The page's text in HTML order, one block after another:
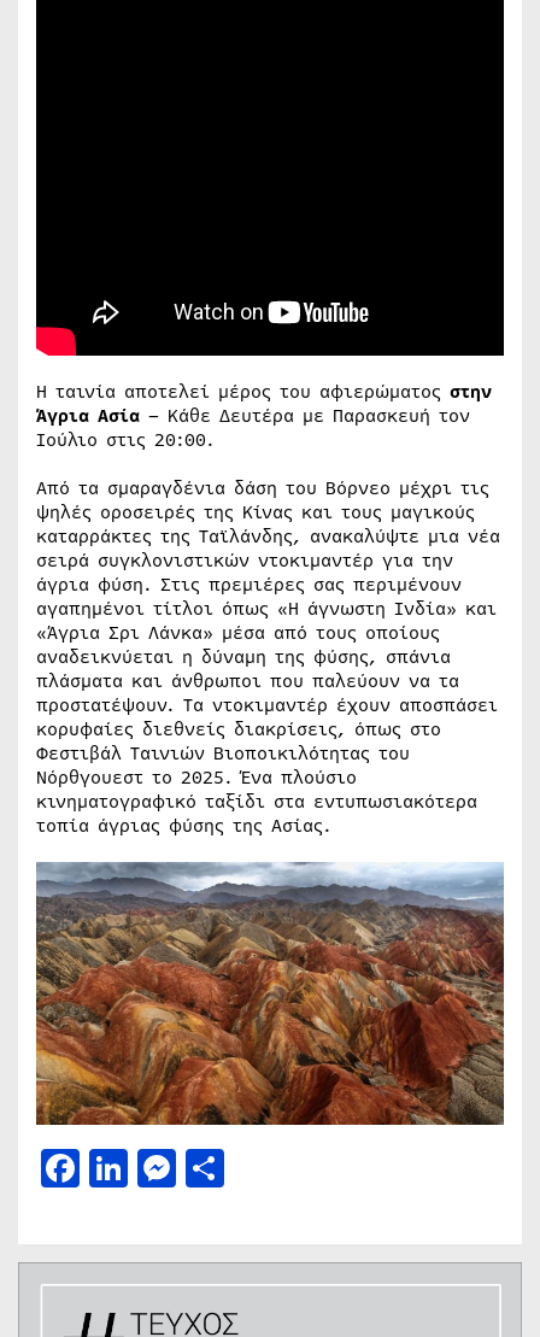
Η ταινία αποτελεί μέρος του αφιερώματος στην
Άγρια Ασία – Κάθε Δευτέρα με Παρασκευή τον
Ιούλιο στις 20:00.
Από τα σμαραγδένια δάση του Βόρνεο μέχρι τις
ψηλές οροσειρές της Κίνας και τους μαγικούς
καταρράκτες της Ταϊλάνδης, ανακαλύψτε μια νέα
σειρά συγκλονιστικών ντοκιμαντέρ για την
άγρια φύση. Στις πρεμιέρες σας περιμένουν
αγαπημένοι τίτλοι όπως «Η άγνωστη Ινδία» και
«Άγρια Σρι Λάνκα» μέσα από τους οποίους
αναδεικνύεται η δύναμη της φύσης, σπάνια
πλάσματα και άνθρωποι που παλεύουν να τα
προστατέψουν. Τα ντοκιμαντέρ έχουν αποσπάσει
κορυφαίες διεθνείς διακρίσεις, όπως στο
Φεστιβάλ Ταινιών Βιοποικιλότητας του
Νόρθγουεστ το 2025. Ένα πλούσιο
κινηματογραφικό ταξίδι στα εντυπωσιακότερα
τοπία άγριας φύσης της Ασίας.
Facebook
LinkedIn
Messenger